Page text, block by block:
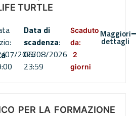
TURTLE
07/2026
Data di
scadenza:
06/08/2026
23:59
Scaduto
da:
2
giorni
Maggiori
dettagli
PER LA FORMAZIONE